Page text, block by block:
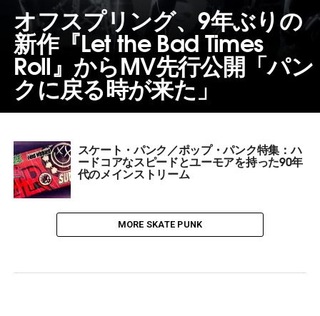
オフスプリング、9年ぶりの
新作『Let the Bad Times
Roll』からMV先行公開「パン
クに戻る時が来た」
スケート・パンク／ポップ・パンク特集：ハ
ードコアなスピードとユーモアを持った90年
代のメインストリーム
MORE SKATE PUNK